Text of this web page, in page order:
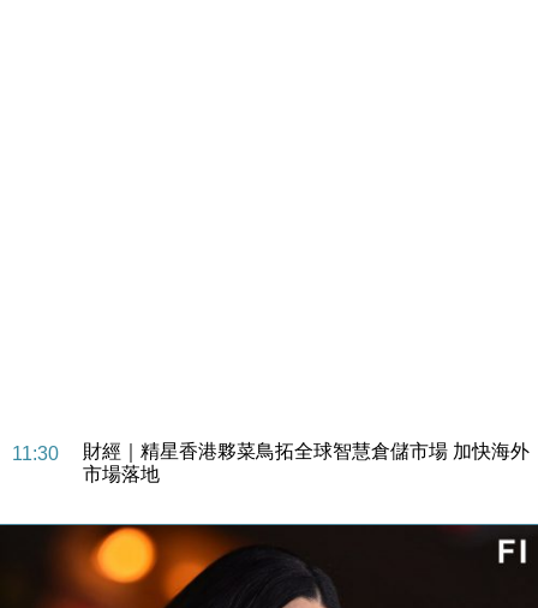
14:50
地產｜大酒店中期轉賺2300萬元 斥21億翻新香港及
東京半島
財經｜香港7月PMI回落至51 企業擴張放慢兼縮減人
手